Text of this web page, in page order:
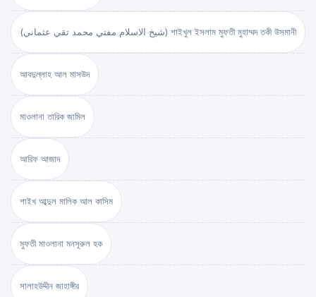
(شيخ الاسلام مفتي محمد تقي عثماني) শাইখুল ইসলাম মুফতী মুহাম্মদ তকী উসমানী
আবদুল্লাহ আল মাসউদ
মাওলানা তারিক জামিল
আরিফ আজাদ
শাইখ আব্দুল মালিক আল কাসিম
মুফতী মাওলানা মনসূরুল হক
সালাহউদ্দীন জাহাঙ্গীর